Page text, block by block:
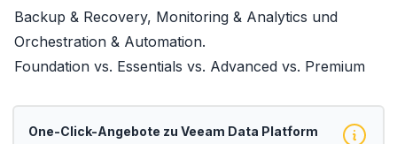
Backup & Recovery, Monitoring & Analytics und
Orchestration & Automation.
Foundation vs. Essentials vs. Advanced vs. Premium
One-Click-Angebote zu Veeam Data Platform